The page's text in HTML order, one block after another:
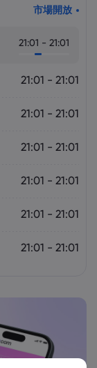
市場開放
21:01 - 21:01
21:01 - 21:01
21:01 - 21:01
21:01 - 21:01
21:01 - 21:01
21:01 - 21:01
21:01 - 21:01